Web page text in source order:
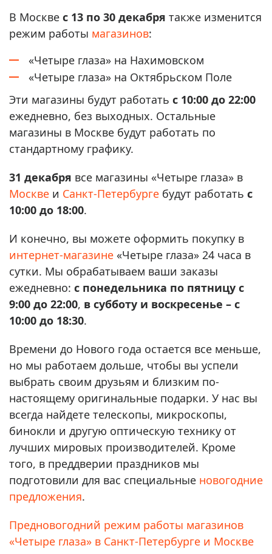
В Москве с 13 по 30 декабря также изменится
режим работы магазинов:
«Четыре глаза» на Нахимовском
«Четыре глаза» на Октябрьском Поле
Эти магазины будут работать с 10:00 до 22:00
ежедневно, без выходных. Остальные
магазины в Москве будут работать по
стандартному графику.
31 декабря все магазины «Четыре глаза» в
Москве и Санкт-Петербурге будут работать с
10:00 до 18:00.
И конечно, вы можете оформить покупку в
интернет-магазине «Четыре глаза» 24 часа в
сутки. Мы обрабатываем ваши заказы
ежедневно: с понедельника по пятницу с
9:00 до 22:00, в субботу и воскресенье – с
10:00 до 18:30.
Времени до Нового года остается все меньше,
но мы работаем дольше, чтобы вы успели
выбрать своим друзьям и близким по-
настоящему оригинальные подарки. У нас вы
всегда найдете телескопы, микроскопы,
бинокли и другую оптическую технику от
лучших мировых производителей. Кроме
того, в преддверии праздников мы
подготовили для вас специальные новогодние
предложения.
Предновогодний режим работы магазинов
«Четыре глаза» в Санкт-Петербурге и Москве